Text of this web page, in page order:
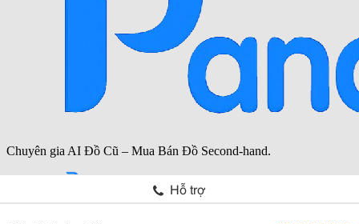
Hỗ trợ